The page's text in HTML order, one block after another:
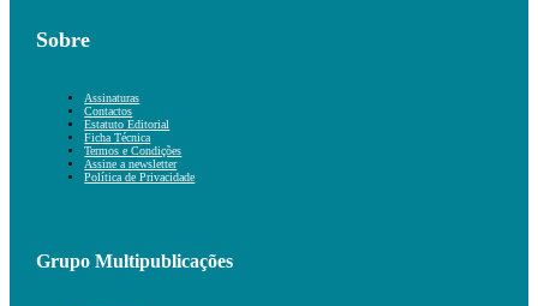
Sobre
Assinaturas
Contactos
Estatuto Editorial
Ficha Técnica
Termos e Condições
Assine a newsletter
Política de Privacidade
Grupo Multipublicações